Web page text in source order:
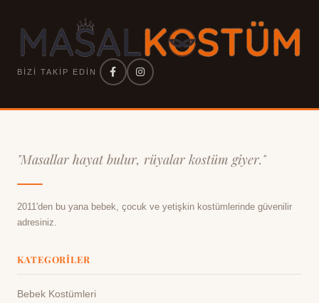
BIZI TAKIP EDIN
"Masallar hayat bulur, rüyalar kostüm giyer."
2011'den bu yana bebek, çocuk ve yetişkin kostümlerinde güvenilir
adresiniz.
KATEGORILER
Bebek Kostümleri